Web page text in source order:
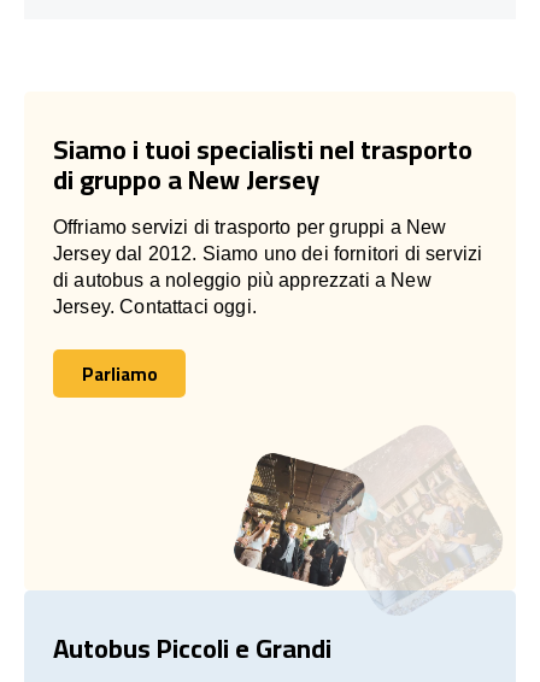
Siamo i tuoi specialisti nel trasporto
di gruppo a New Jersey
Offriamo servizi di trasporto per gruppi a New
Jersey dal 2012. Siamo uno dei fornitori di servizi
di autobus a noleggio più apprezzati a New
Jersey. Contattaci oggi.
Parliamo
Parliamo
Autobus Piccoli e Grandi